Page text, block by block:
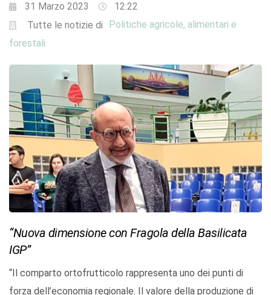
31 Marzo 2023
12:22
Tutte le notizie di
Politiche agricole, alimentari e
forestali
“Nuova dimensione con Fragola della Basilicata
IGP”
“Il comparto ortofrutticolo rappresenta uno dei punti di
forza dell’economia regionale. Il valore della produzione di